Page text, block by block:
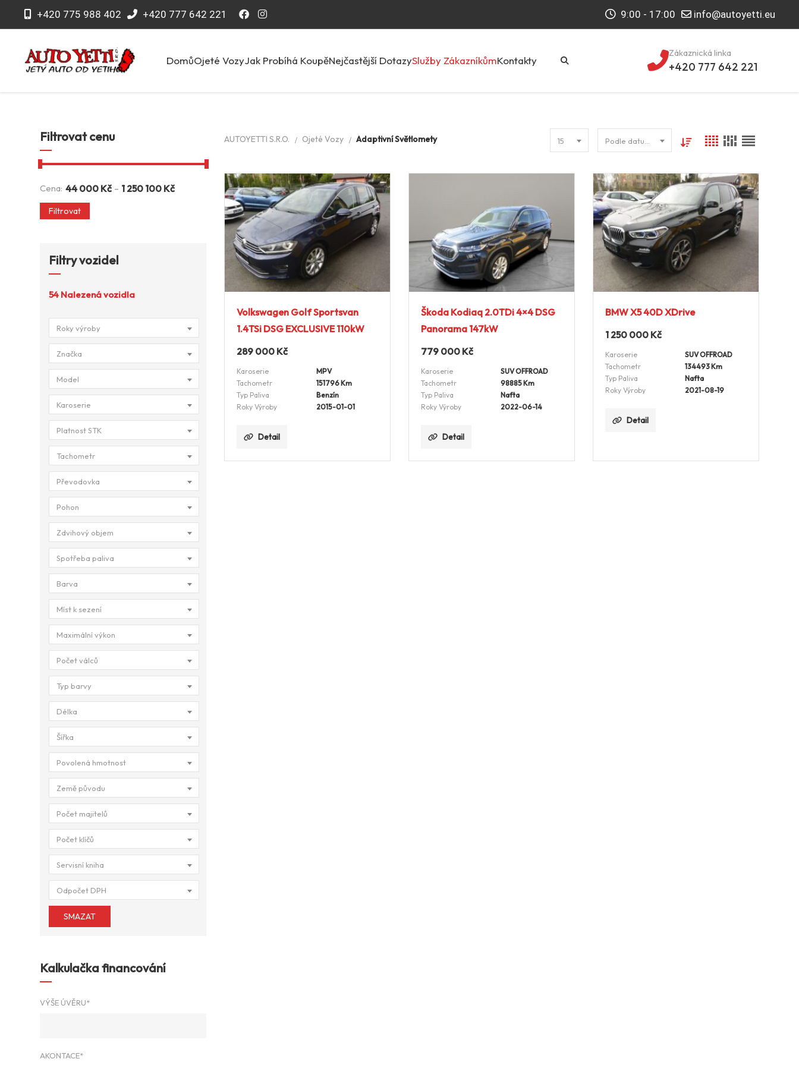
+420 775 988 402 +420 777 642 221 9:00 - 17:00 info@autoyetti.eu
DomůOjeté VozyJak Probíhá KoupěNejčastější DotazySlužby ZákazníkůmKontakty
Zákaznická linka
+420 777 642 221
Filtrovat cenu
Cena: 44 000 Kč - 1 250 100 Kč
Filtrovat
Filtry vozidel
54 Nalezená vozidla
Roky výroby
Značka
Model
Karoserie
Platnost STK
Tachometr
Převodovka
Pohon
Zdvihový objem
Spotřeba paliva
Barva
Míst k sezení
Maximální výkon
Počet válců
Typ barvy
Délka
Šířka
Povolená hmotnost
Země původu
Počet majitelů
Počet klíčů
Servisní kniha
Odpočet DPH
SMAZAT
Kalkulačka financování
VÝŠE ÚVĚRU*
AKONTACE*
AUTOYETTI S.R.O. Ojeté Vozy Adaptivní Světlomety 15
Volkswagen Golf Sportsvan
1.4TSi DSG EXCLUSIVE 110kW
289 000 Kč
Karoserie
MPV
Tachometr
151796 Km
Typ Paliva
Benzín
Roky Výroby
2015-01-01
Detail
Škoda Kodiaq 2.0TDi 4×4 DSG
Panorama 147kW
779 000 Kč
Karoserie
SUV OFFROAD
Tachometr
98885 Km
Typ Paliva
Nafta
Roky Výroby
2022-06-14
Detail
BMW X5 40D XDrive
1 250 000 Kč
Karoserie
SUV OFFROAD
Tachometr
134493 Km
Typ Paliva
Nafta
Roky Výroby
2021-08-19
Detail